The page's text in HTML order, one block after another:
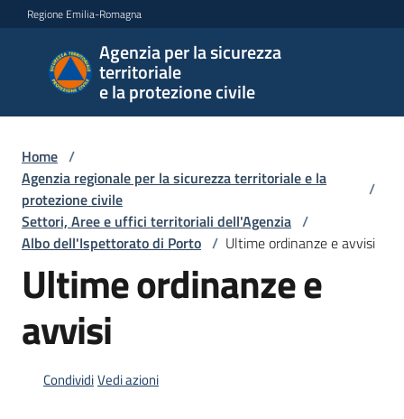
Vai al contenuto
Vai alla navigazione
Vai al footer
Regione Emilia-Romagna
Agenzia per la sicurezza
territoriale
e la protezione civile
Agenzia
per la
sicurezza
e la
protezione
civile
Argomenti
Home /
Agenzia regionale per la sicurezza territoriale e la
protezione civile
/
Settori, Aree e uffici territoriali dell'Agenzia /
Albo dell'Ispettorato di Porto / Ultime ordinanze e avvisi
Ultime ordinanze e
avvisi
CondividiVedi azioni